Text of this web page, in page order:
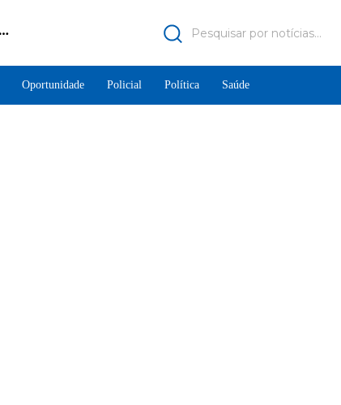
Pesquisar por notícias...
Oportunidade Policial Política Saúde